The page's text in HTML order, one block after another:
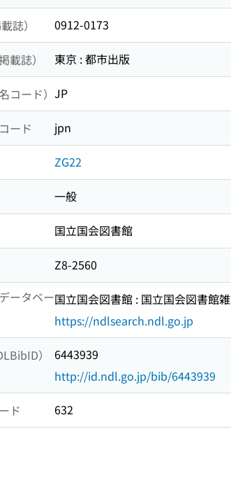
誌） 0912-0173
載誌） 東京 : 都市出版
コード） JP
ード jpn
ZG22
一般
国立国会図書館
Z8-2560
ータベー国立国会図書館 : 国立国会図書館
https://ndlsearch.ndl.go.jp
）
6443939
http://id.ndl.go.jp/bib/6443939
ド 632